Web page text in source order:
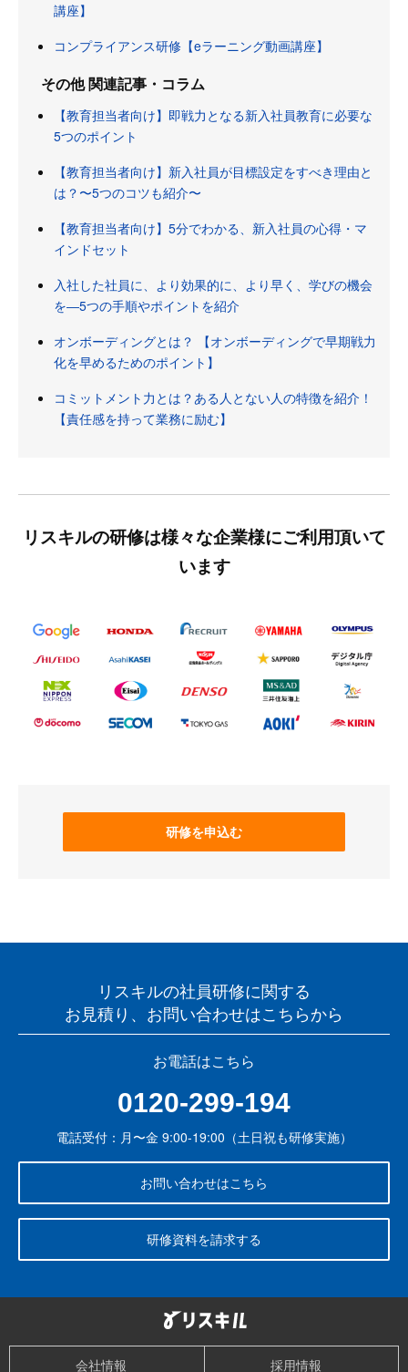
講座】
コンプライアンス研修【eラーニング動画講座】
その他 関連記事・コラム
【教育担当者向け】即戦力となる新入社員教育に必要な
5つのポイント
【教育担当者向け】新入社員が目標設定をすべき理由と
は？〜5つのコツも紹介〜
【教育担当者向け】5分でわかる、新入社員の心得・マ
インドセット
入社した社員に、より効果的に、より早く、学びの機会
を―5つの手順やポイントを紹介
オンボーディングとは？ 【オンボーディングで早期戦力
化を早めるためのポイント】
コミットメント力とは？ある人とない人の特徴を紹介！
【責任感を持って業務に励む】
リスキルの研修は様々な企業様にご利用頂いて
います
研修を申込む
リスキルの社員研修に関する
お見積り、お問い合わせはこちらから
お電話はこちら
0120-299-194
電話受付：月〜金 9:00-19:00（土日祝も研修実施）
お問い合わせはこちら
研修資料を請求する
会社情報 採用情報